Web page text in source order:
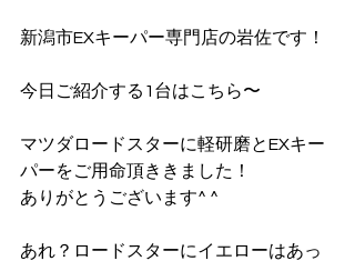
新潟市EXキーパー専門店の岩佐です！
今日ご紹介する1台はこちら〜
マツダロードスターに軽研磨とEXキー
パーをご用命頂ききました！
ありがとうございます^ ^
あれ？ロードスターにイエローはあっ